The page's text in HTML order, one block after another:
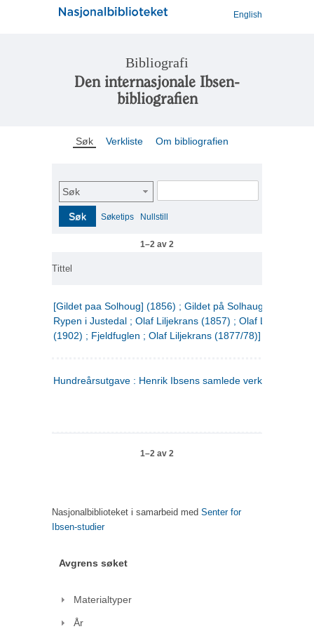
English
Bibliografi
Den internasjonale Ibsen-
bibliografien
Søk Verkliste Om bibliografien
Søk
Søk Søketips Nullstill
1–2 av 2
Tittel
[Gildet paa Solhoug] (1856) ; Gildet på Solhaug (1883) ;
Rypen i Justedal ; Olaf Liljekrans (1857) ; Olaf Liljekrans
(1902) ; Fjeldfuglen ; Olaf Liljekrans (1877/78)]
Hundreårsutgave : Henrik Ibsens samlede verker. 3
1–2 av 2
Nasjonalbiblioteket i samarbeid med Senter for
Ibsen-studier
Avgrens søket
Materialtyper
År